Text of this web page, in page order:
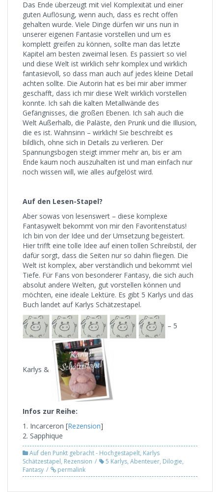
Das Ende überzeugt mit viel Komplexität und einer
guten Auflösung, wenn auch, dass es recht offen
gehalten wurde. Viele Dinge dürfen wir uns nun in
unserer eigenen Fantasie vorstellen und um es
komplett greifen zu können, sollte man das letzte
Kapitel am besten zweimal lesen. Es passiert so viel
und diese Welt ist wirklich sehr komplex und wirklich
fantasievoll, so dass man auch auf jedes kleine Detail
achten sollte. Die Autorin hat es bei mir aber immer
geschafft, dass ich mir diese Welt wirklich vorstellen
konnte. Ich sah die kalten Metallwände des
Gefängnisses, die großen Ebenen. Ich sah auch die
Welt Außerhalb, die Paläste, den Prunk und die Illusion,
die es ist. Wahnsinn – wirklich! Sie beschreibt es
bildlich, ohne sich in Details zu verlieren. Der
Spannungsbogen steigt immer mehr an, bis er am
Ende kaum noch auszuhalten ist und man einfach nur
noch wissen will, wie alles aufgelöst wird.
Auf den Lesen-Stapel?
Aber sowas von lesenswert – diese komplexe
Fantasywelt bekommt von mir den Favoritenstatus!
Ich bin von der Idee und der Umsetzung begeistert.
Hier trifft eine tolle Idee auf einen tollen Schreibstil, der
dafür sorgt, dass die Seiten nur so dahin fliegen. Die
Welt ist komplex, aber verständlich und bekommt viel
Tiefe. Für Fans von besonderer Fantasy, die sich auch
absolut andere Welten, gut vorstellen können und
möchten, eine ideale Lektüre. Es gibt 5 Karlys und das
Buch landet auf Karlys Schätzestapel.
– 5
Karlys &
Infos zur Reihe:
1. Incarceron [Rezension]
2. Sapphique
Auf den Punkt gebracht - Hochgestapelt, Karlys
Schätzestapel, Rezension 5 Karlys, Abenteuer, Dilogie,
Fantasy
permalink